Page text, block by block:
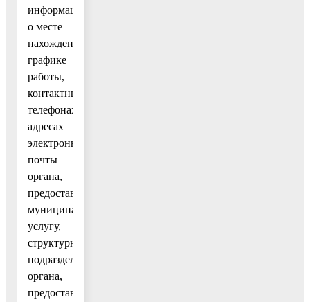
информация
о месте
нахождения,
графике
работы,
контактных
телефонах,
адресах
электронной
почты
органа,
предоставляющего
муниципальную
услугу,
структурных
подразделений
органа,
предоставляющего